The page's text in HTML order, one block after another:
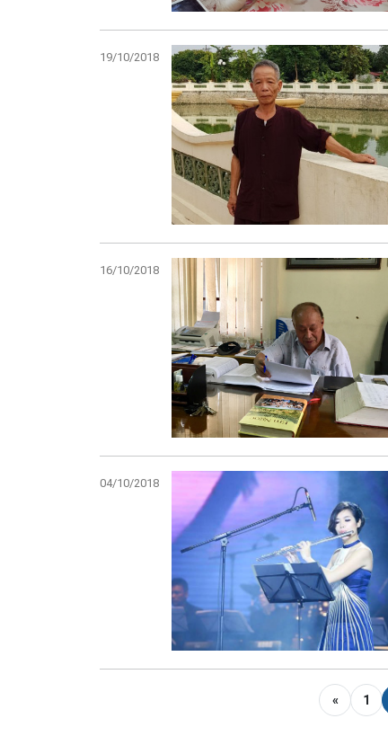
19/10/2018
16/10/2018
04/10/2018
« 1